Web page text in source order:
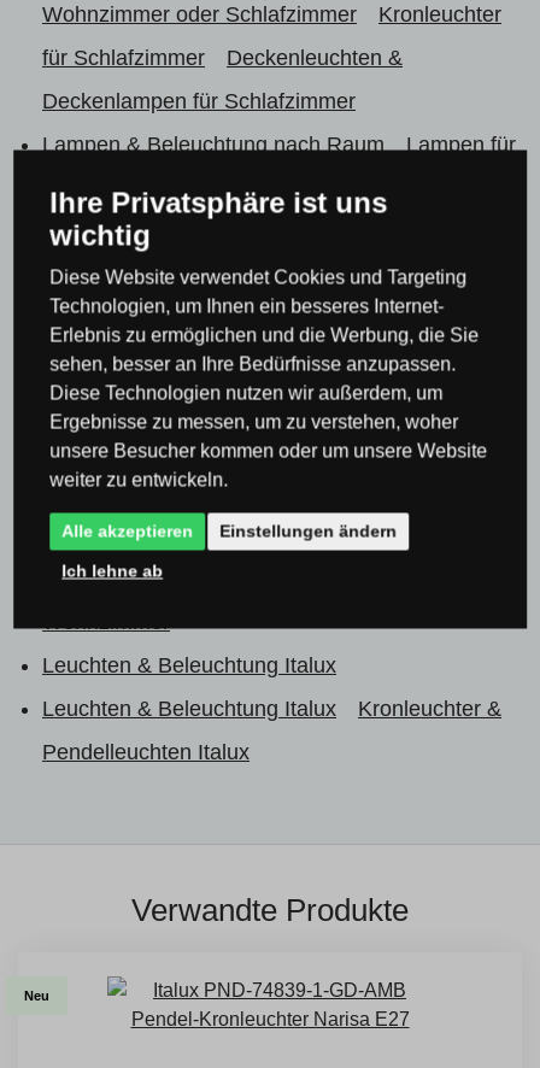
Wohnzimmer oder Schlafzimmer
Kronleuchter
für Schlafzimmer
Deckenleuchten &
Deckenlampen für Schlafzimmer
Lampen & Beleuchtung nach Raum
Lampen für
Wohnzimmer oder Schlafzimmer
für Wohnzimmer
Wohnzimmer
Lampen & Beleuchtung nach Raum
Lampen für
Wohnzimmer oder Schlafzimmer
Kronleuchter
für Wohnzimmer
Deckenleuchten für
Wohnzimmer
Lampen & Beleuchtung nach Raum
Wohnzimmer oder Schlafzimmer
Kronleuchter
für Wohnzimmer
Wohnzimmer
Leuchten & Beleuchtung Italux
Leuchten & Beleuchtung Italux
Kronleuchter &
Pendelleuchten Italux
Verwandte Produkte
Neu
Ihre Privatsphäre ist uns
wichtig
Diese Website verwendet Cookies und Targeting
Technologien, um Ihnen ein besseres Internet-
Erlebnis zu ermöglichen und die Werbung, die Sie
sehen, besser an Ihre Bedürfnisse anzupassen.
Diese Technologien nutzen wir außerdem, um
Ergebnisse zu messen, um zu verstehen, woher
unsere Besucher kommen oder um unsere Website
weiter zu entwickeln.
Alle akzeptieren Einstellungen ändern
Ich lehne ab